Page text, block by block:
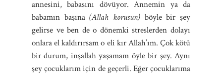
annesini, babasını dövüyor. Annemin ya da
babamın başına(Allah korusun) böyle bir şey
gelirse ve ben de o dönemki streslerden dolayı
onlara el kaldırırsam o eli kır Allah’ım. Çok kötü
bir durum, inşallah yaşamam öyle bir şey. Aynı
şey çocuklarım için de geçerli. Eğer çocuklarıma